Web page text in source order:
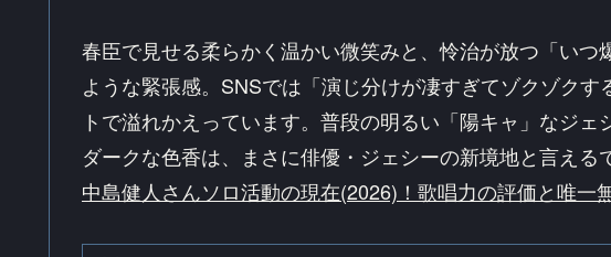
春臣で見せる柔らかく温かい微笑みと、怜治が放つ「い
ような緊張感。SNSでは「演じ分けが凄すぎてゾクゾク
トで溢れかえっています。普段の明るい「陽キャ」なジ
ダークな色香は、まさに俳優・ジェシーの新境地と言える
中島健人さんソロ活動の現在(2026)！歌唱力の評価と唯一